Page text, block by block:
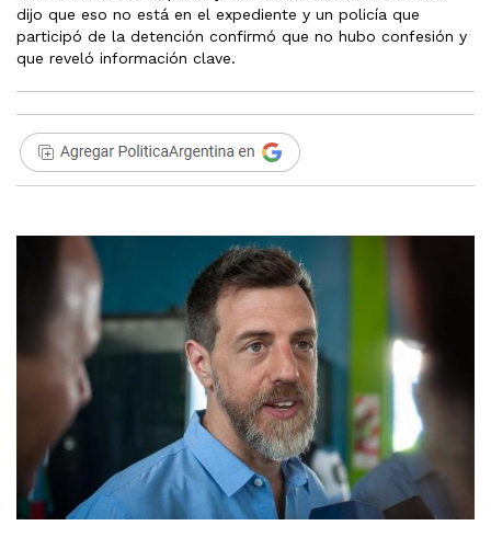
dijo que eso no está en el expediente y un policía que
participó de la detención confirmó que no hubo confesión y
que reveló información clave.